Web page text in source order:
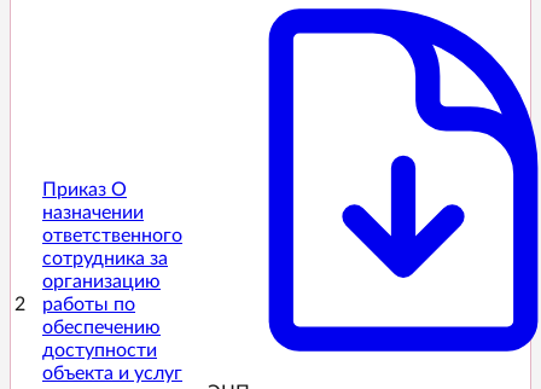
2
Приказ О
назначении
ответственного
сотрудника за
организацию
работы по
обеспечению
доступности
объекта и услуг